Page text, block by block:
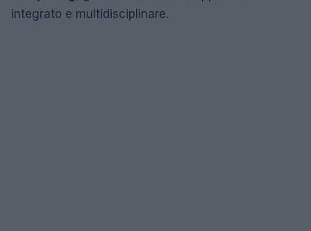
integrato e multidisciplinare.